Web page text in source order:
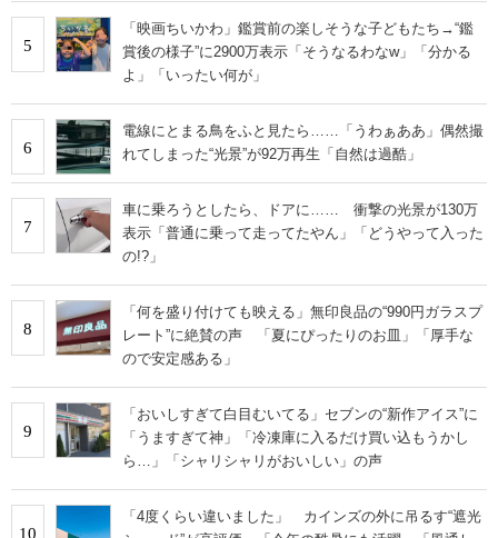
5
「映画ちいかわ」鑑賞前の楽しそうな子どもたち→“鑑
賞後の様子”に2900万表示「そうなるわなw」「分かる
よ」「いったい何が」
6
電線にとまる鳥をふと見たら……「うわぁああ」偶然撮
れてしまった“光景”が92万再生「自然は過酷」
7
車に乗ろうとしたら、ドアに…… 衝撃の光景が130万
表示「普通に乗って走ってたやん」「どうやって入った
の!?」
8
「何を盛り付けても映える」無印良品の“990円ガラスプ
レート”に絶賛の声 「夏にぴったりのお皿」「厚手な
ので安定感ある」
9
「おいしすぎて白目むいてる」セブンの“新作アイス”に
「うますぎて神」「冷凍庫に入るだけ買い込もうかし
ら…」「シャリシャリがおいしい」の声
10
「4度くらい違いました」 カインズの外に吊るす“遮光